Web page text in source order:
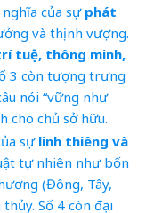
nghĩa của sự phát
và thịnh vượng.
tuệ, thông minh,
3 còn tượng trưng
nói “vững như
cho chủ sở hữu.
sựlinh thiêng và
tự nhiên như bốn
(Đông, Tây,
Số 4 còn đại